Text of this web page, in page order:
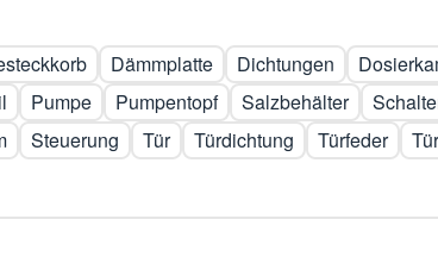
Dämmplatte Dichtungen
Pumpe Pumpentopf Salzbehälter
Steuerung Tür Türdichtung Türfeder